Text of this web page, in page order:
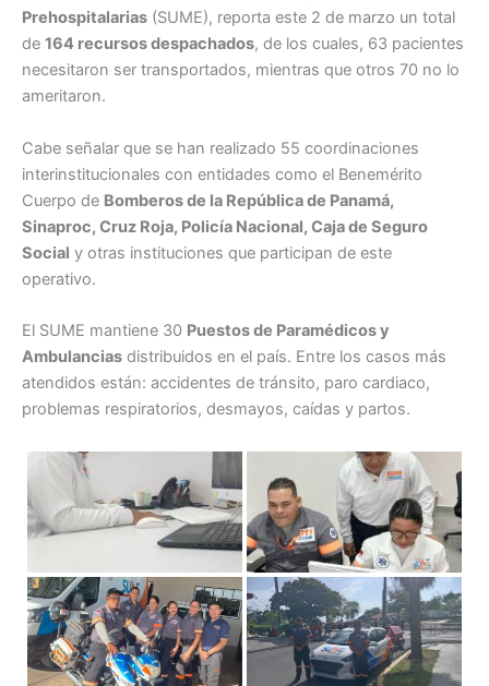
Prehospitalarias (SUME), reporta este 2 de marzo un total
de 164 recursos despachados, de los cuales, 63 pacientes
necesitaron ser transportados, mientras que otros 70 no lo
ameritaron.
Cabe señalar que se han realizado 55 coordinaciones
interinstitucionales con entidades como el Benemérito
Cuerpo de Bomberos de la República de Panamá,
Sinaproc, Cruz Roja, Policía Nacional, Caja de Seguro
Social y otras instituciones que participan de este
operativo.
El SUME mantiene 30 Puestos de Paramédicos y
Ambulancias distribuidos en el país. Entre los casos más
atendidos están: accidentes de tránsito, paro cardiaco,
problemas respiratorios, desmayos, caídas y partos.